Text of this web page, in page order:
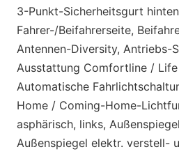
3-Punkt-Sicherheitsgurt
Fahrer-/Beifahrerseite,
Antennen-Diversity, Antriebs-
Ausstattung Comfortline / Life
Automatische
Home / Coming-Home-
asphärisch, links,
Außenspiegel elektr. verstell-